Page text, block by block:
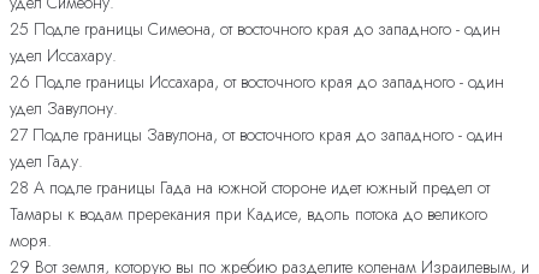
25 Подле границы Симеона, от восточного края до западного - один
удел Иссахару.
26 Подле границы Иссахара, от восточного края до западного - один
удел Завулону.
27 Подле границы Завулона, от восточного края до западного - один
удел Гаду.
28 А подле границы Гада на южной стороне идет южный предел от
Тамары к водам пререкания при Кадисе, вдоль потока до великого
моря.
29 Вот земля, которую вы по жребию разделите коленам Израилевым, и